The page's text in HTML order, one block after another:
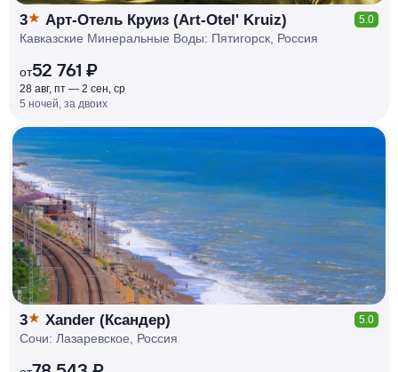
3 Арт-Отель Круиз (Art-Otel' Kruiz) 5.0
Кавказские Минеральные Воды: Пятигорск, Россия
от52 761 ₽
28 авг, пт — 2 сен, ср
5 ночей, за двоих
КЕШБЭК
РУБЛЯ
МИ
Д
О 7
%
3 Xander (Ксандер) 5.0
Сочи: Лазаревское, Россия